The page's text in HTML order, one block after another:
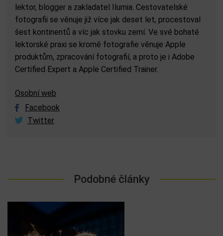
lektor, blogger a zakladatel Ilumia. Cestovatelské
fotografii se věnuje již více jak deset let, procestoval
šest kontinentů a víc jak stovku zemí. Ve své bohaté
lektorské praxi se kromě fotografie věnuje Apple
produktům, zpracování fotografií, a proto je i Adobe
Certified Expert a Apple Certified Trainer.
Osobní web
Facebook
Twitter
Podobné články